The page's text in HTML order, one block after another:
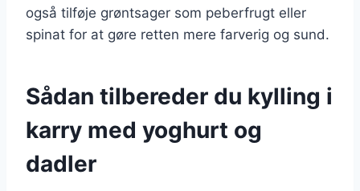
også tilføje grøntsager som peberfrugt eller
spinat for at gøre retten mere farverig og sund.
Sådan tilbereder du kylling i
karry med yoghurt og
dadler